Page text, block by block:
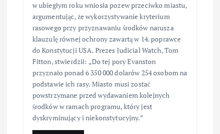
w ubiegłym roku wniosła pozew przeciwko miastu,
argumentując, że wykorzystywanie kryterium
rasowego przy przyznawaniu środków narusza
klauzulę równej ochrony zawartą w 14. poprawce
do Konstytucji USA. Prezes Judicial Watch, Tom
Fitton, stwierdził: „Do tej pory Evanston
przyznało ponad 6 350 000 dolarów 254 osobom na
podstawie ich rasy. Miasto musi zostać
powstrzymane przed wydawaniem kolejnych
środków w ramach programu, który jest
dyskryminujący i niekonstytucyjny.”